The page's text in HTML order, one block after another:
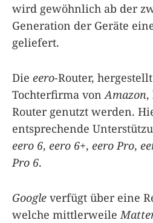
wird gewöhnlich ab der
Generation der Geräte
geliefert.
Die eero-Router,
Tochterfirma von Amazon,
Router genutzt werden.
entsprechende
eero 6, eero 6+, eero Pro,
Pro 6.
Google verfügt über eine
welche mittlerweile